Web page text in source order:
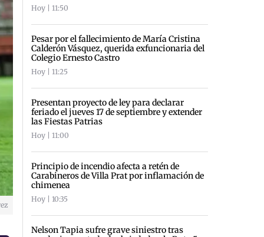
Hoy | 11:50
Pesar por el fallecimiento de María Cristina
Calderón Vásquez, querida exfuncionaria del
Colegio Ernesto Castro
Hoy | 11:25
Presentan proyecto de ley para declarar
feriado el jueves 17 de septiembre y extender
las Fiestas Patrias
Hoy | 11:00
Principio de incendio afecta a retén de
Carabineros de Villa Prat por inflamación de
chimenea
Hoy | 10:35
Nelson Tapia sufre grave siniestro tras